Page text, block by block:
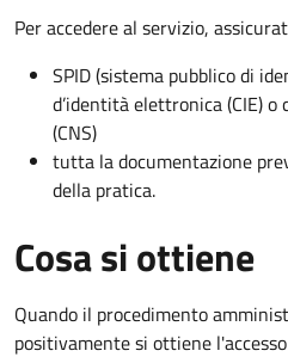
Per accedere al servizio,
SPID (sistema pubblico di
d’identità elettronica (CIE)
(CNS)
tutta la documentazione
della pratica.
Cosa si ottiene
Quando il procedimento
positivamente si ottiene